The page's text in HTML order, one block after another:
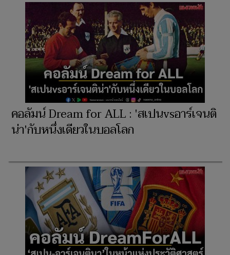
คอลัมน์ Dream for ALL : 'สเปนvsอาร์เจนติ
น่า'กับหนึ่งเดียวในบอลโลก